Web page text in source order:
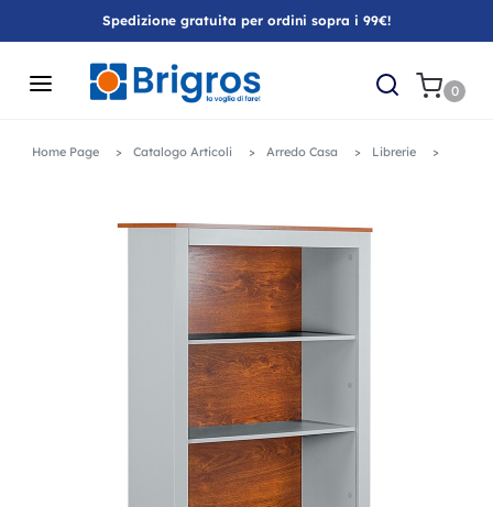
Spedizione gratuita per ordini sopra i 99€!
0
Home Page Catalogo Articoli Arredo Casa Librerie